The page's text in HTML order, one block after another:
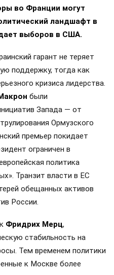
во Франции могут
ландшафт в
выборов в США.
гарант не теряет
поддержку, тогда как
кризиса лидерства.
были
Запада — от
Ормузского
премьер покидает
ограничен в
политика
Транзит власти в ЕС
обещанных активов
России.
Фридрих Мерц,
стабильность на
Тем временем политики
к Москве более